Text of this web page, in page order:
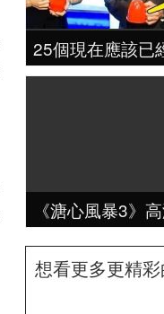
25個現在應該已
《溏心風暴3》
想看更多更精